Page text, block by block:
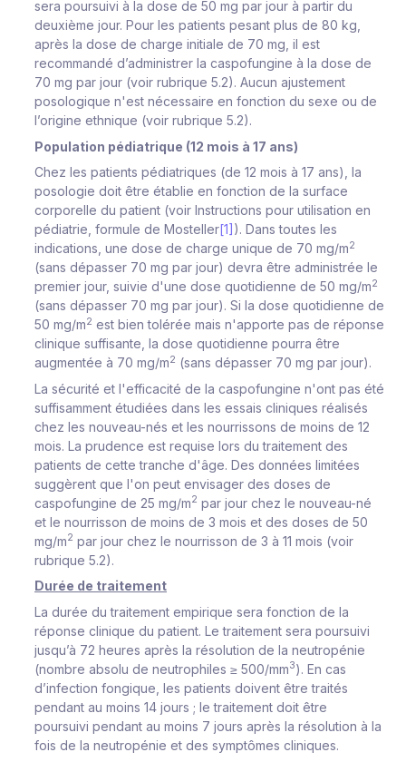
sera poursuivi à la dose de 50 mg par jour à partir du
deuxième jour. Pour les patients pesant plus de 80 kg,
après la dose de charge initiale de 70 mg, il est
recommandé d’administrer la caspofungine à la dose de
70 mg par jour (voir rubrique 5.2). Aucun ajustement
posologique n'est nécessaire en fonction du sexe ou de
l’origine ethnique (voir rubrique 5.2).
Population pédiatrique (12 mois à 17 ans)
Chez les patients pédiatriques (de 12 mois à 17 ans), la
posologie doit être établie en fonction de la surface
corporelle du patient (voir Instructions pour utilisation en
pédiatrie, formule de Mosteller[1] ). Dans toutes les
indications, une dose de charge unique de 70 mg/m2
(sans dépasser 70 mg par jour) devra être administrée le
premier jour, suivie d'une dose quotidienne de 50 mg/m2
(sans dépasser 70 mg par jour). Si la dose quotidienne de
50 mg/m2 est bien tolérée mais n'apporte pas de réponse
clinique suffisante, la dose quotidienne pourra être
augmentée à 70 mg/m2 (sans dépasser 70 mg par jour).
La sécurité et l'efficacité de la caspofungine n'ont pas été
suffisamment étudiées dans les essais cliniques réalisés
chez les nouveau-nés et les nourrissons de moins de 12
mois. La prudence est requise lors du traitement des
patients de cette tranche d'âge. Des données limitées
suggèrent que l'on peut envisager des doses de
caspofungine de 25 mg/m2 par jour chez le nouveau-né
et le nourrisson de moins de 3 mois et des doses de 50
mg/m2 par jour chez le nourrisson de 3 à 11 mois (voir
rubrique 5.2).
Durée de traitement
La durée du traitement empirique sera fonction de la
réponse clinique du patient. Le traitement sera poursuivi
jusqu’à 72 heures après la résolution de la neutropénie
(nombre absolu de neutrophiles ≥ 500/mm3). En cas
d’infection fongique, les patients doivent être traités
pendant au moins 14 jours ; le traitement doit être
poursuivi pendant au moins 7 jours après la résolution à la
fois de la neutropénie et des symptômes cliniques.